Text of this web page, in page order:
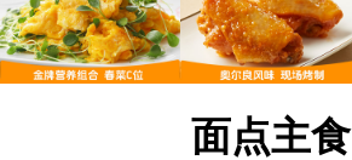
面点主食